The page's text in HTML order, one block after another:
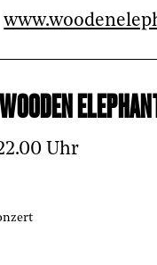
Uhr